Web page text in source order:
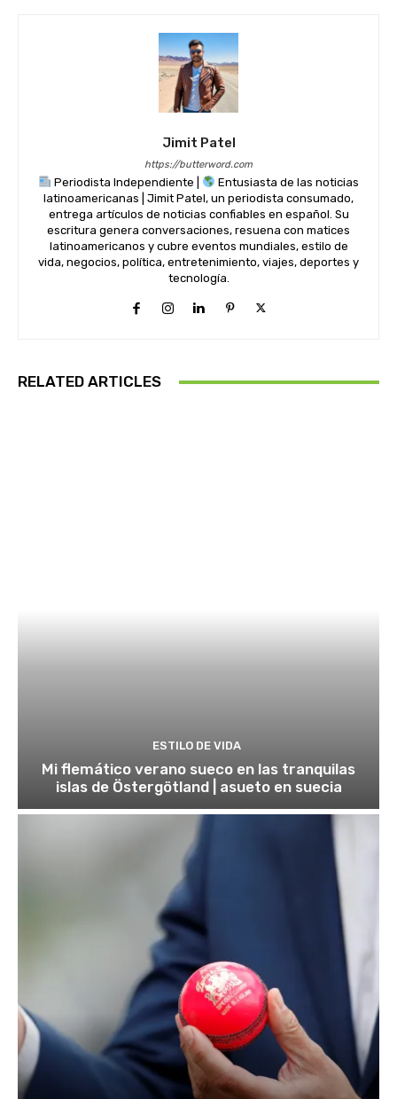
Jimit Patel
https://butterword.com
Periodista Independiente |
Entusiasta de las noticias
latinoamericanas | Jimit Patel, un periodista consumado,
entrega artículos de noticias confiables en español. Su
escritura genera conversaciones, resuena con matices
latinoamericanos y cubre eventos mundiales, estilo de
vida, negocios, política, entretenimiento, viajes, deportes y
tecnología.
RELATED ARTICLES
ESTILO DE VIDA
Mi flemático verano sueco en las tranquilas
islas de Östergötland | asueto en suecia